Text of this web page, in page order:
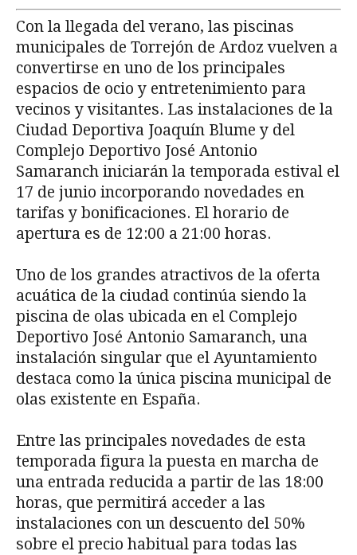
Con la llegada del verano, las piscinas
municipales de Torrejón de Ardoz vuelven a
convertirse en uno de los principales
espacios de ocio y entretenimiento para
vecinos y visitantes. Las instalaciones de la
Ciudad Deportiva Joaquín Blume y del
Complejo Deportivo José Antonio
Samaranch iniciarán la temporada estival el
17 de junio incorporando novedades en
tarifas y bonificaciones. El horario de
apertura es de 12:00 a 21:00 horas.
Uno de los grandes atractivos de la oferta
acuática de la ciudad continúa siendo la
piscina de olas ubicada en el Complejo
Deportivo José Antonio Samaranch, una
instalación singular que el Ayuntamiento
destaca como la única piscina municipal de
olas existente en España.
Entre las principales novedades de esta
temporada figura la puesta en marcha de
una entrada reducida a partir de las 18:00
horas, que permitirá acceder a las
instalaciones con un descuento del 50%
sobre el precio habitual para todas las